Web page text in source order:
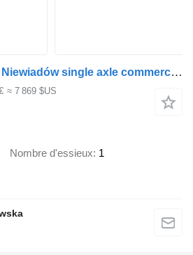
Niewiadów H13361H Niewiadów single axle commercial trailer
≈ 7 869 $US
Nombre d'essieux 1